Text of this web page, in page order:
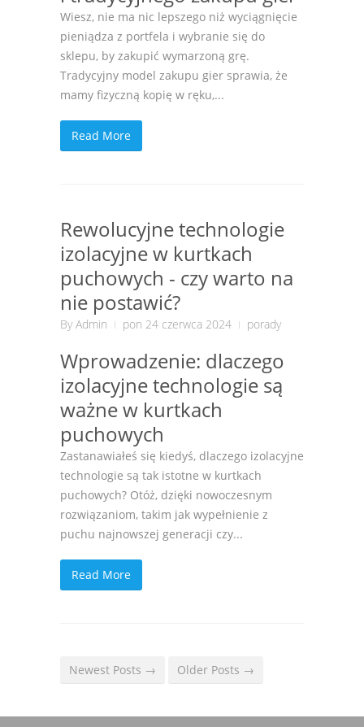
Wiesz, nie ma nic lepszego niż wyciągnięcie
pieniądza z portfela i wybranie się do
sklepu, by zakupić wymarzoną grę.
Tradycyjny model zakupu gier sprawia, że
mamy fizyczną kopię w ręku,...
Read More
Rewolucyjne technologie
izolacyjne w kurtkach
puchowych - czy warto na
nie postawić?
ByAdmin pon 24 czerwca 2024 porady
Wprowadzenie: dlaczego
izolacyjne technologie są
ważne w kurtkach
puchowych
Zastanawiałeś się kiedyś, dlaczego izolacyjne
technologie są tak istotne w kurtkach
puchowych? Otóż, dzięki nowoczesnym
rozwiązaniom, takim jak wypełnienie z
puchu najnowszej generacji czy...
Read More
Newest Posts → Older Posts →